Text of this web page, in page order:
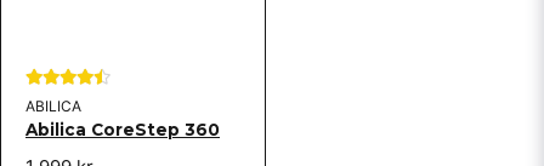
ABILICA
Abilica CoreStep 360